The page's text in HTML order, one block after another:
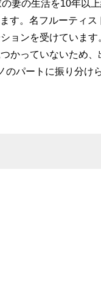
妻の生活を10年以
す。名フルーティス
ョンを受けています
かっていないため、
のパートに振り分け